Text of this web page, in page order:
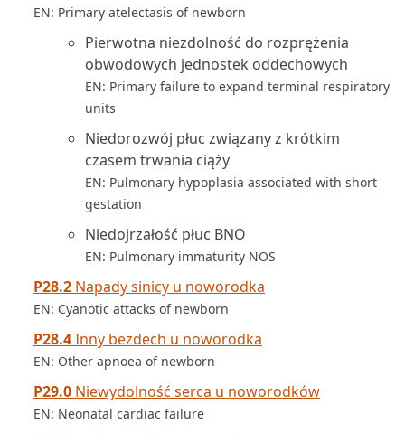
EN: Primary atelectasis of newborn
Pierwotna niezdolność do rozprężenia
obwodowych jednostek oddechowych
EN: Primary failure to expand terminal respiratory
units
Niedorozwój płuc związany z krótkim
czasem trwania ciąży
EN: Pulmonary hypoplasia associated with short
gestation
Niedojrzałość płuc BNO
EN: Pulmonary immaturity NOS
P28.2 Napady sinicy u noworodka
EN: Cyanotic attacks of newborn
P28.4Inny bezdech u noworodka
EN: Other apnoea of newborn
P29.0 Niewydolność serca u noworodków
EN: Neonatal cardiac failure